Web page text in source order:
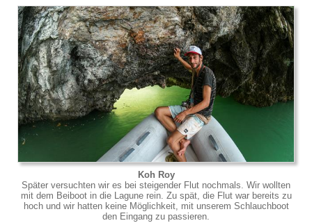
Koh Roy
Später versuchten wir es bei steigender Flut nochmals. Wir wollten
mit dem Beiboot in die Lagune rein. Zu spät, die Flut war bereits zu
hoch und wir hatten keine Möglichkeit, mit unserem Schlauchboot
den Eingang zu passieren.